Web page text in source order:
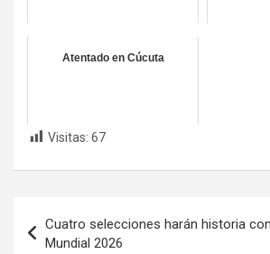
Atentado en Cúcuta
Visitas: 67
de
Cuatro selecciones harán historia
Mundial 2026